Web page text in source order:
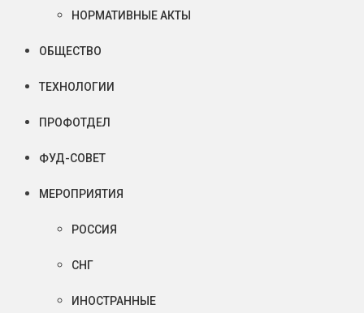
НОРМАТИВНЫЕ АКТЫ
ОБЩЕСТВО
ТЕХНОЛОГИИ
ПРОФОТДЕЛ
ФУД-СОВЕТ
МЕРОПРИЯТИЯ
РОССИЯ
СНГ
ИНОСТРАННЫЕ